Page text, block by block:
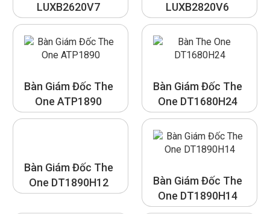
LUXB2620V7
LUXB2820V6
Bàn Giám Đốc The
One ATP1890
Bàn Giám Đốc The
One DT1680H24
Bàn Giám Đốc The
One DT1890H12
Bàn Giám Đốc The
One DT1890H14